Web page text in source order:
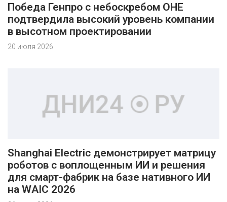
Победа Генпро с небоскребом ОНЕ
подтвердила высокий уровень компании
в высотном проектировании
20 июля 2026
Shanghai Electric демонстрирует матрицу
роботов с воплощенным ИИ и решения
для смарт-фабрик на базе нативного ИИ
на WAIC 2026